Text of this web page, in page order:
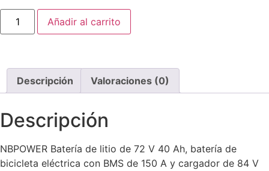
Añadir al carrito
Descripción Valoraciones (0)
Descripción
NBPOWER Batería de litio de 72 V 40 Ah, batería de
bicicleta eléctrica con BMS de 150 A y cargador de 84 V